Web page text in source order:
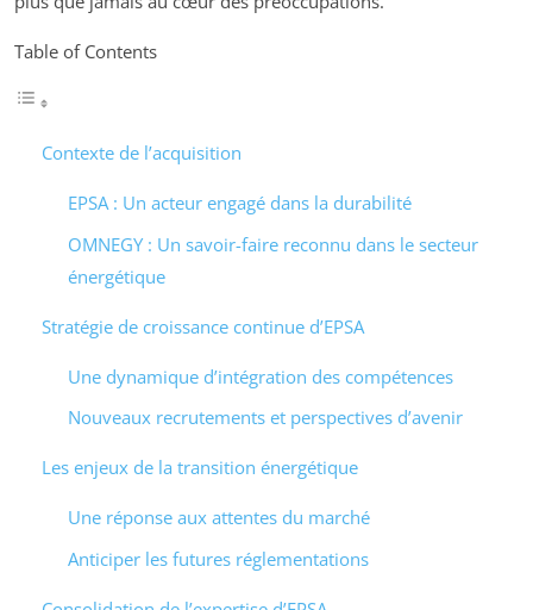
Table of Contents
Contexte de l’acquisition
EPSA : Un acteur engagé dans la durabilité
OMNEGY : Un savoir-faire reconnu dans le secteur
énergétique
Stratégie de croissance continue d’EPSA
Une dynamique d’intégration des compétences
Nouveaux recrutements et perspectives d’avenir
Les enjeux de la transition énergétique
Une réponse aux attentes du marché
Anticiper les futures réglementations